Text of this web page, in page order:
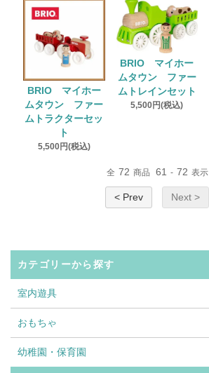
BRIO マイホー
ムタウン ファー
ムトラクターセッ
ト
5,500円(税込)
BRIO マイホー
ムタウン ファー
ムトレインセット
5,500円(税込)
全 72 商品 61 - 72 表示
< Prev Next >
カテゴリーから探す
室内遊具
おもちゃ
幼稚園・保育園